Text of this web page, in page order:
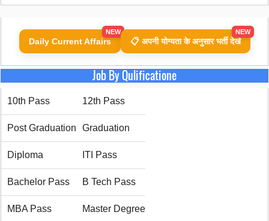
Daily Current Affairs
NEW
📋 अपनी योग्यता के अनुसार भर्ती देखें
NEW
Job By Qulificatione
10th Pass 12th Pass
Post Graduation Graduation
Diploma ITI Pass
Bachelor Pass B Tech Pass
MBA Pass Master Degree